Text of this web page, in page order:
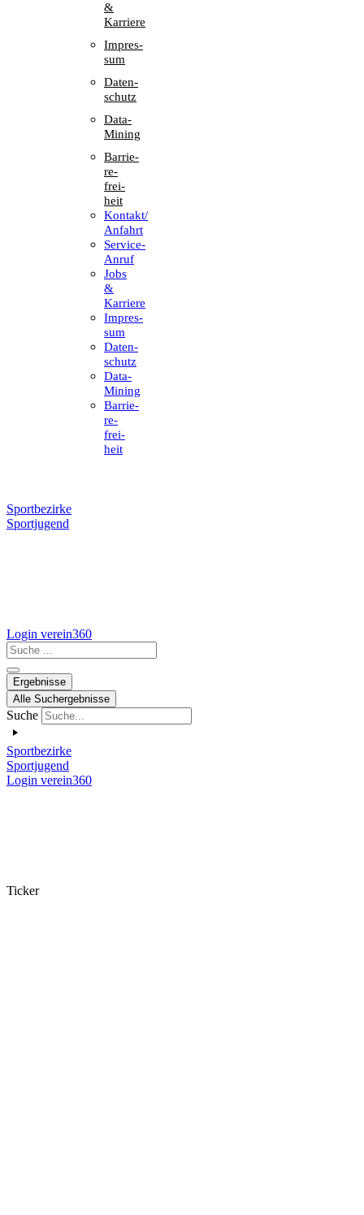
&
Karriere
Impres­
sum
Daten­
schutz
Data-
Mining
Barrie­
re­
frei­
heit
Kontakt/​​
Anfahrt
Service-
Anruf
Jobs
&
Karriere
Impres­
sum
Daten­
schutz
Data-
Mining
Barrie­
re­
frei­
heit
Sportbezirke
Sportjugend
Login verein360
Search
...
Ergebnisse
Alle Suchergebnisse
Suche
Sportbezirke
Sportjugend
Login verein360
Ticker